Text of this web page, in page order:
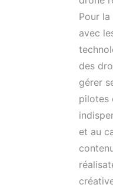
Pour
avec
des
gérer
pilotes
et au